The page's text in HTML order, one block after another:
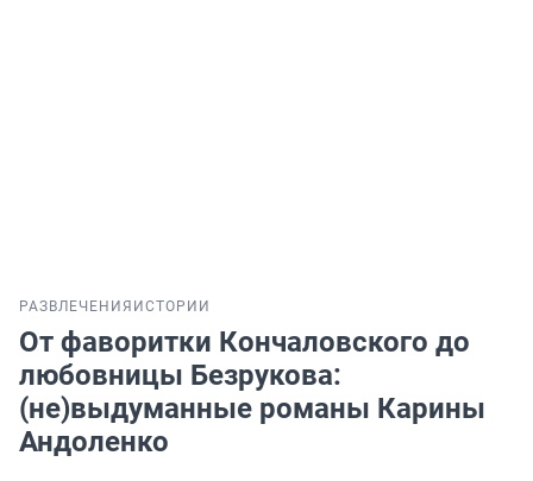
РАЗВЛЕЧЕНИЯ ИСТОРИИ
От фаворитки Кончаловского до
любовницы Безрукова:
(не)выдуманные романы Карины
Андоленко